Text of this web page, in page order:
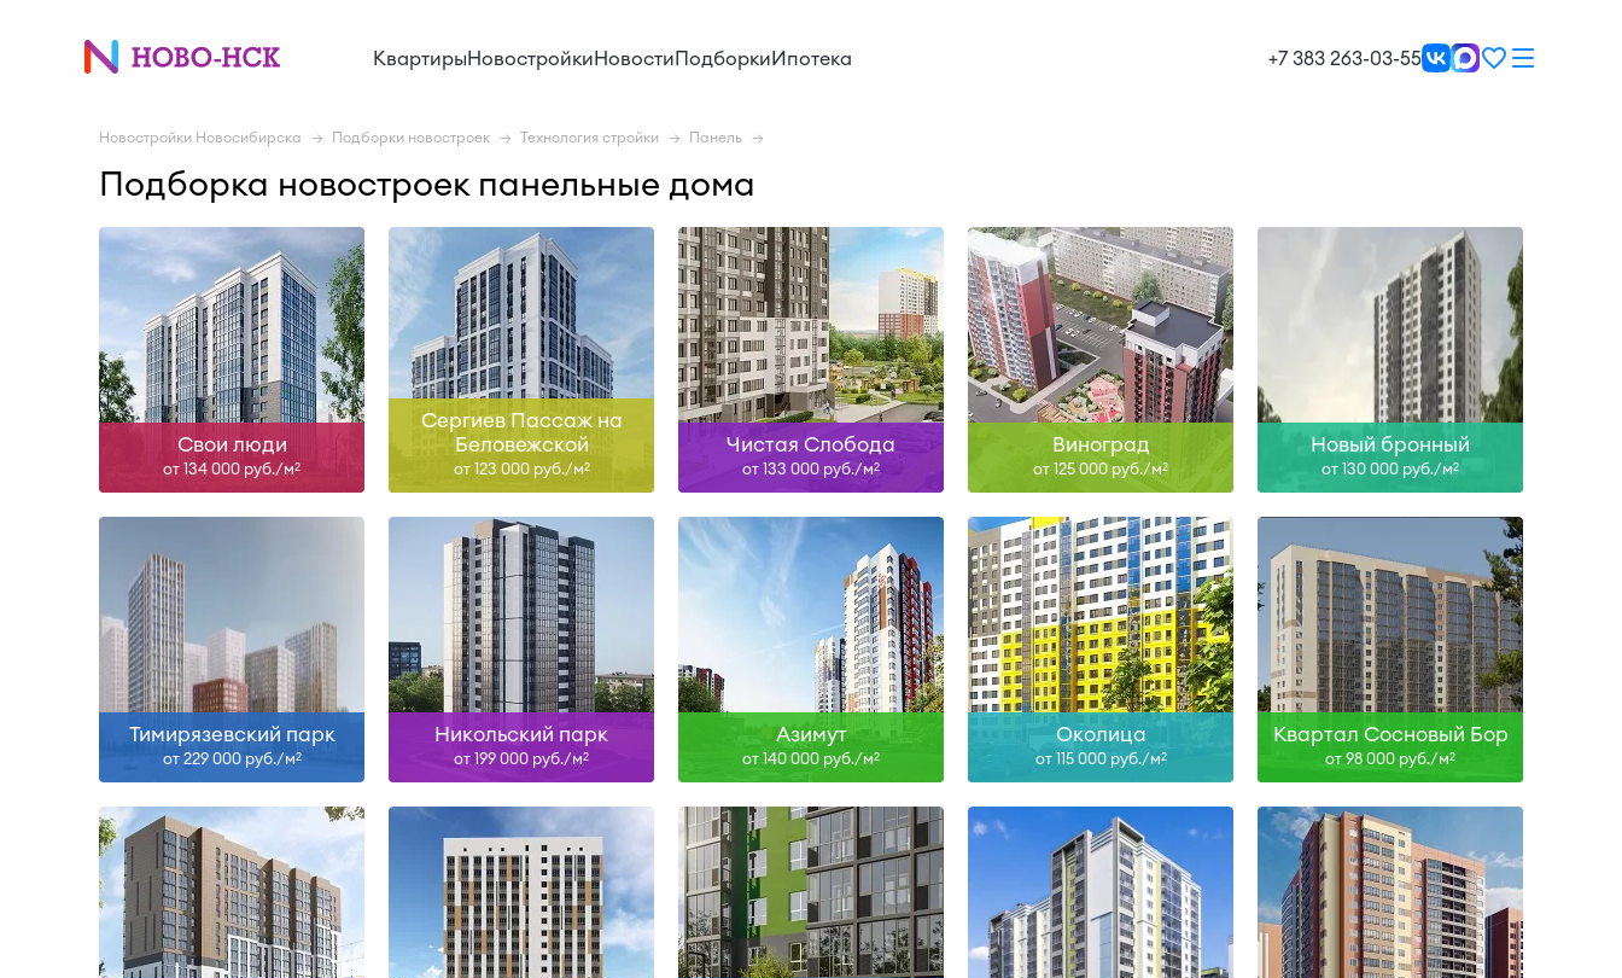
КвартирыНовостройкиНовостиПодборкиИпотека +7 383 263-03-55
Новостройки Новосибирска Подборки новостроек Технология стройки Панель
Подборка новостроек панельные дома
Свои люди
от 134 000 руб./м2
IV-26
Сергиев Пассаж на
Беловежской
от 123 000 руб./м2
Чистая Слобода
от 133 000 руб./м2
Виноград
от 125 000 руб./м2
Новый бронный
от 130 000 руб./м2
Тимирязевский парк
от 229 000 руб./м2
I-29
Узнать больше
Никольский парк
от 199 000 руб./м2
Сдан
Узнать больше
Азимут
от 140 000 руб./м2
Сдан
Узнать больше
Околица
от 115 000 руб./м2
IV-26, IV-27, I-28
Узнать больше
Квартал Сосновый Бор
от 98 000 руб./м2
Сдан, II-28
Узнать больше
I-27
Узнать больше
II-27
Узнать больше
Сдан, II-27, IV-27, I-28
Узнать больше
Сдан
Узнать больше
Сдан, IV-26
Узнать больше
Сдан
Узнать больше
III-27, I-28, II-28
Узнать больше
III-28
Узнать больше
II-28
Узнать больше